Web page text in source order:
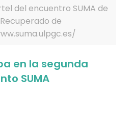
del encuentro SUMA de
de
en la segunda
SUMA